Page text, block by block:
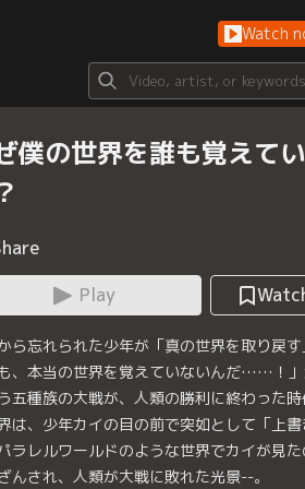
Watch
僕の世界を誰も覚えて
Play
ら忘れられた少年が「真の世界を取り戻
、本当の世界を覚えていないんだ……！
五種族の大戦が、人類の勝利に終わった
は、少年カイの目の前で突如として「上
ラレルワールドのような世界でカイが見
んされ、人類が大戦に敗れた光景--。